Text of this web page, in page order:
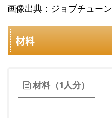
画像出典：ジョブチューン
材料
材料（1人分）